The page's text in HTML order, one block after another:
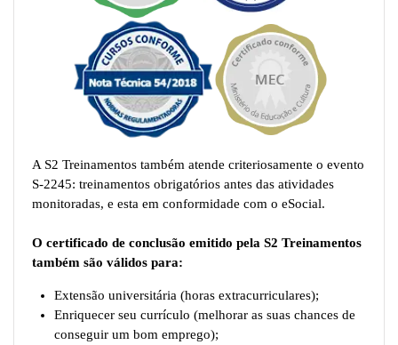
A S2 Treinamentos também atende criteriosamente o evento
S-2245: treinamentos obrigatórios antes das atividades
monitoradas, e esta em conformidade com o eSocial.
O certificado de conclusão emitido pela S2 Treinamentos
também são válidos para:
Extensão universitária (horas extracurriculares);
Enriquecer seu currículo (melhorar as suas chances de
conseguir um bom emprego);